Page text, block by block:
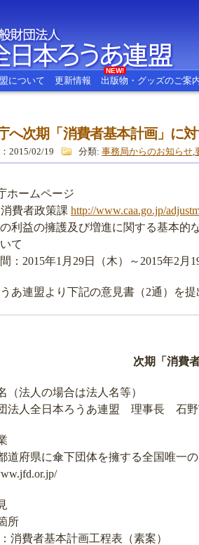
ろうあ連盟
について 更新情報 出版物・グッズのご案
NEW!
へ次期「消費者基本計画」に
2015/02/19 分類: 事務局からのお知らせ,
ホームページ
費者政策課 http://www.caa.go.jp/
の利益の擁護及び増進に関する基本
て
間：2015年1月29日（木）～2015年2月
あ連盟より下記の意見書（2通）を
次期「消費
法人の場合は法人名等）
法人全日本ろうあ連盟 理事長 石野
道府県に傘下団体を擁する全国唯一
所
消費者基本計画工程表（素案）